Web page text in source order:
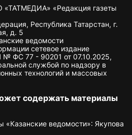
«ТАТМЕДИА» «Редакция газеты
Республика Татарстан, г.
д. 5
ведомости
сетевое издание
№ ФС 77 - 90201 от 07.10.2025,
службой по надзору в
технологий и массовых
содержать материалы
«Казанские ведомости»: Якупова